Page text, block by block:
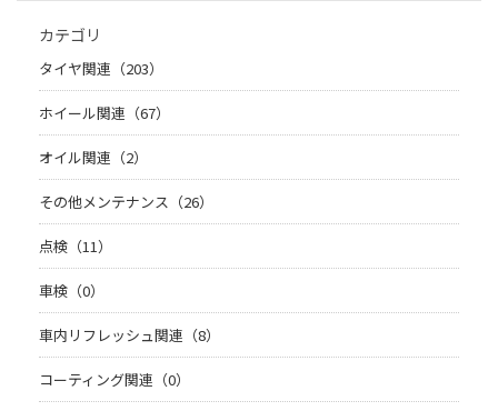
カテゴリ
タイヤ関連（203）
ホイール関連（67）
オイル関連（2）
その他メンテナンス（26）
点検（11）
車検（0）
車内リフレッシュ関連（8）
コーティング関連（0）